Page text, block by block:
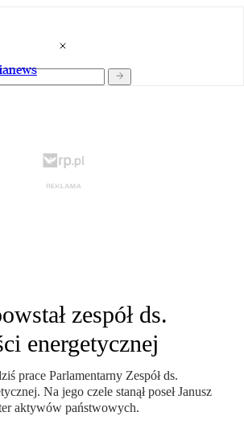
zespół ds.
energetycznej
prace Parlamentarny Zespół ds.
Na jego czele stanął poseł Janusz
aktywów państwowych.